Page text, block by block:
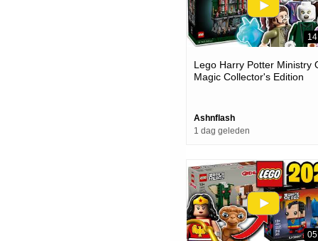
Lego Harry Potter Ministry
Magic Collector's Edition
Ashnflash
1 dag geleden